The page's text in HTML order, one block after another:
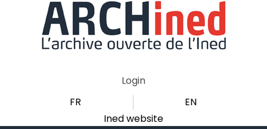
Login
FR
EN
Ined website